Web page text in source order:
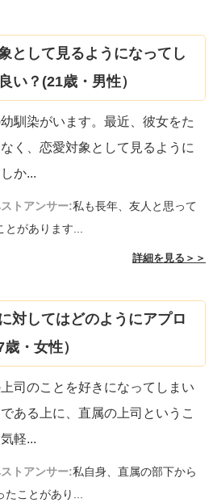
として見るようになってし
い？(21歳・男性）
馴染がいます。最近、彼女をた
く、恋愛対象として見るように
か...
トアンサー:私も長年、友人と思って
とがあります...
詳細を見る＞＞
対してはどのようにアプロ
・女性）
司のことを好きになってしまい
ある上に、直属の上司というこ
軽...
トアンサー:私自身、直属の部下から
たことがあり...